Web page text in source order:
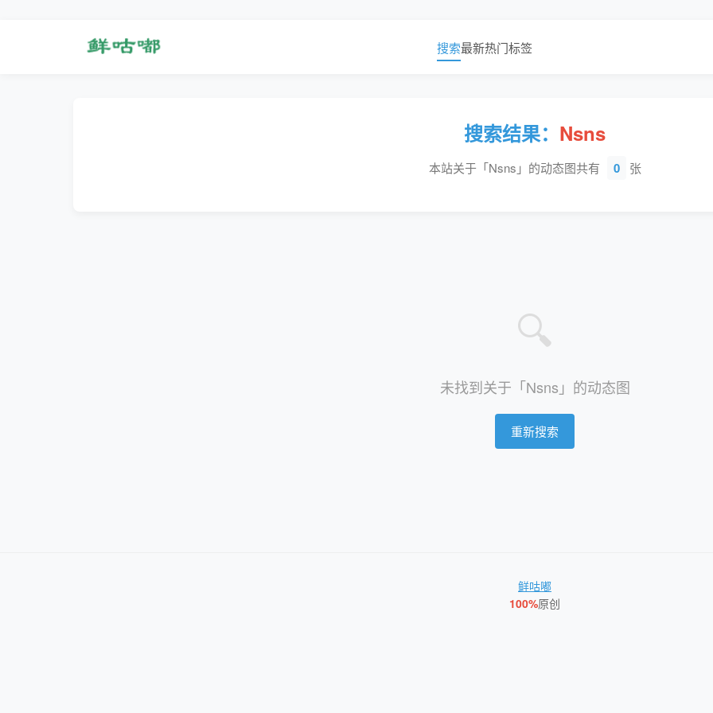
搜索最新热门标签
搜索结果： Nsns
本站关于「Nsns」的动态图共有 0 张
🔍
未找到关于「Nsns」的动态图
重新搜索
鲜咕嘟
100%原创